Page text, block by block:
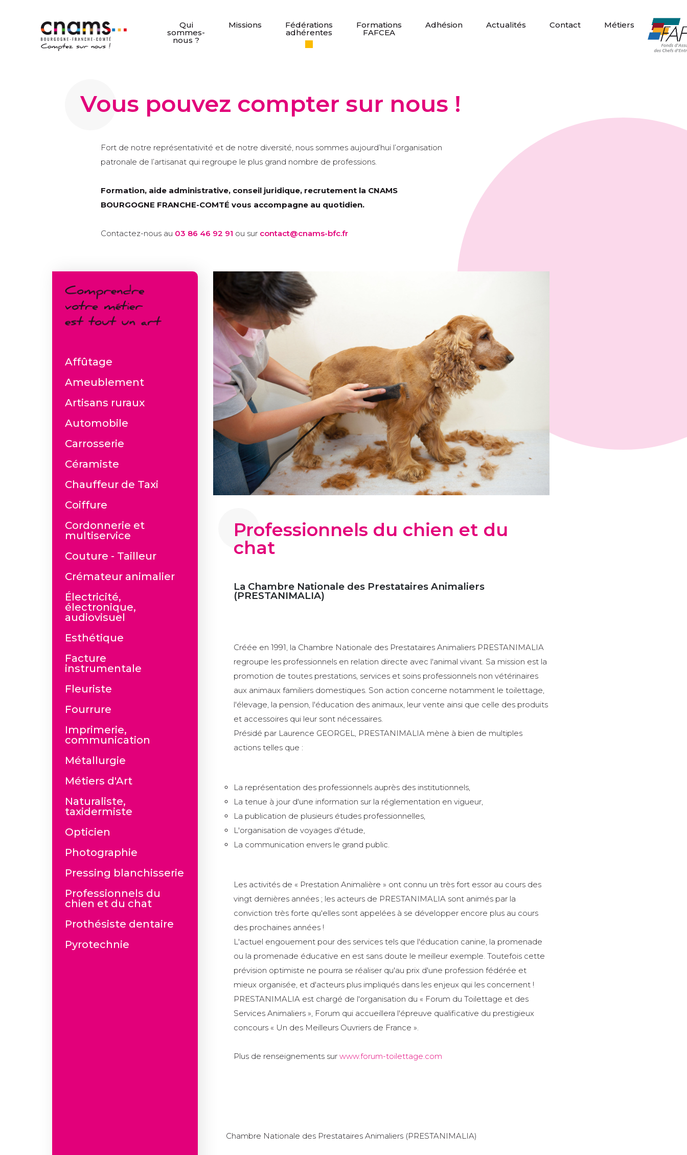
Qui
sommes-
nous ?
Missions Fédérations
adhérentes
Formations
FAFCEA
Adhésion Actualités Contact Métiers
Vous pouvez compter sur nous !
Fort de notre représentativité et de notre diversité, nous sommes aujourd’hui l’organisation
patronale de l’artisanat qui regroupe le plus grand nombre de professions.
Formation, aide administrative, conseil juridique, recrutement la CNAMS
BOURGOGNE FRANCHE-COMTÉ vous accompagne au quotidien.
Contactez-nous au 03 86 46 92 91 ou sur contact@cnams-bfc.fr
Affûtage
Ameublement
Artisans ruraux
Automobile
Carrosserie
Céramiste
Chauffeur de Taxi
Coiffure
Cordonnerie et
multiservice
Couture - Tailleur
Crémateur animalier
Électricité,
électronique,
audiovisuel
Esthétique
Facture
instrumentale
Fleuriste
Fourrure
Imprimerie,
communication
Métallurgie
Métiers d'Art
Naturaliste,
taxidermiste
Opticien
Photographie
Pressing blanchisserie
Professionnels du
chien et du chat
Prothésiste dentaire
Pyrotechnie
Professionnels du chien et du
chat
La Chambre Nationale des Prestataires Animaliers
(PRESTANIMALIA)
Créée en 1991, la Chambre Nationale des Prestataires Animaliers PRESTANIMALIA
regroupe les professionnels en relation directe avec l'animal vivant. Sa mission est la
promotion de toutes prestations, services et soins professionnels non vétérinaires
aux animaux familiers domestiques. Son action concerne notamment le toilettage,
l'élevage, la pension, l'éducation des animaux, leur vente ainsi que celle des produits
et accessoires qui leur sont nécessaires.
Présidé par Laurence GEORGEL, PRESTANIMALIA mène à bien de multiples
actions telles que :
La représentation des professionnels auprès des institutionnels,
La tenue à jour d'une information sur la réglementation en vigueur,
La publication de plusieurs études professionnelles,
L'organisation de voyages d'étude,
La communication envers le grand public.
Les activités de « Prestation Animalière » ont connu un très fort essor au cours des
vingt dernières années ; les acteurs de PRESTANIMALIA sont animés par la
conviction très forte qu'elles sont appelées à se développer encore plus au cours
des prochaines années !
L'actuel engouement pour des services tels que l'éducation canine, la promenade
ou la promenade éducative en est sans doute le meilleur exemple. Toutefois cette
prévision optimiste ne pourra se réaliser qu'au prix d'une profession fédérée et
mieux organisée, et d'acteurs plus impliqués dans les enjeux qui les concernent !
PRESTANIMALIA est chargé de l'organisation du « Forum du Toilettage et des
Services Animaliers », Forum qui accueillera l'épreuve qualificative du prestigieux
concours « Un des Meilleurs Ouvriers de France ».
Plus de renseignements sur www.forum-toilettage.com
Chambre Nationale des Prestataires Animaliers (PRESTANIMALIA)